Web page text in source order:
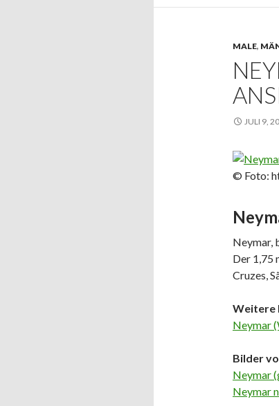
MALE,
JULI 9,
© Foto:
Neymar,
Der 1,75
Cruzes,
Weitere
Neymar
Bilder
Neymar
Neymar